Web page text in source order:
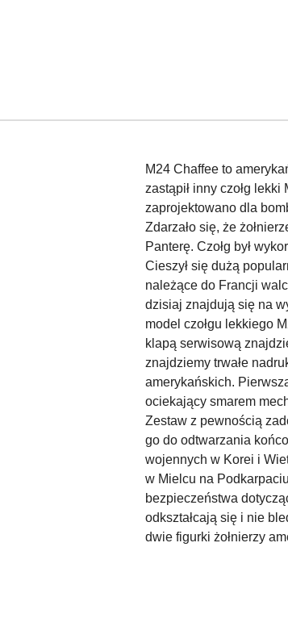
M24 Chaffee to
zastąpił inny czołg
zaprojektowano dla
Zdarzało się, że
Panterę. Czołg był
Cieszył się dużą
należące do Francji
dzisiaj znajdują się na
model czołgu lekkiego
klapą serwisową
znajdziemy trwałe
amerykańskich.
ociekający smarem
Zestaw z pewnością
go do odtwarzania
wojennych w Korei i
w Mielcu na
bezpieczeństwa
odkształcają się i nie
dwie figurki żołnierzy